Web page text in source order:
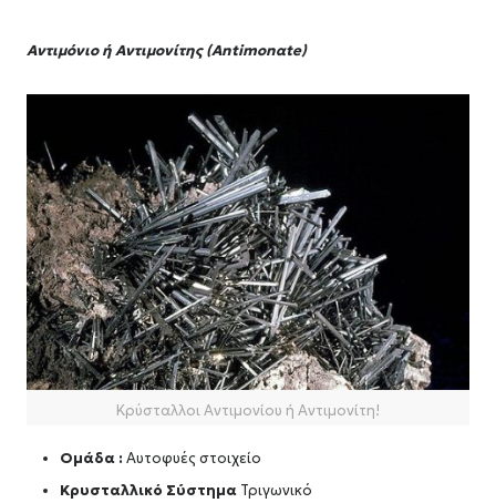
Αντιμόνιο ή Αντιμονίτης (Antimonαte)
Κρύσταλλοι Αντιμονίου ή Αντιμονίτη!
Ομάδα :Αυτοφυές στοιχείο
Κρυσταλλικό Σύστημα Τριγωνικό